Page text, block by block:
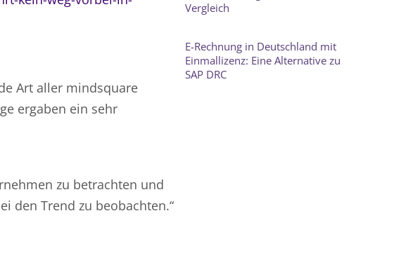
Art aller mindsquare
ergaben ein sehr
zu betrachten und
den Trend zu beobachten.“
Vergleich
E-Rechnung in Deutschland mit
Einmallizenz: Eine Alternative zu
SAP DRC